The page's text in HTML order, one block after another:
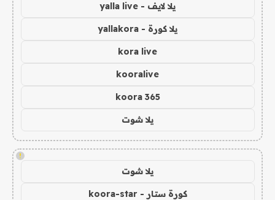
يلا لايف - yalla live
يلا كورة - yallakora
kora live
kooralive
koora 365
يلا شوت
!
يلا شوت
كورة ستار - koora-star